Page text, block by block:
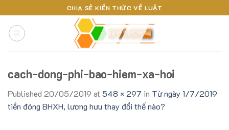
to
content
CHIA SẺ KIẾN THỨC VỀ LUẬT
cach-dong-phi-bao-hiem-xa-hoi
Published 20/05/2019 at 548 × 297 in Từ ngày 1/7/2019
tiền đóng BHXH, lương hưu thay đổi thế nào?